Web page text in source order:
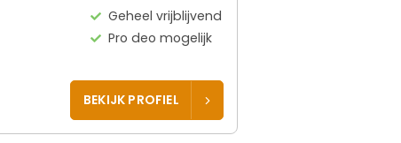
Geheel vrijblijvend
Pro deo mogelijk
BEKIJK PROFIEL